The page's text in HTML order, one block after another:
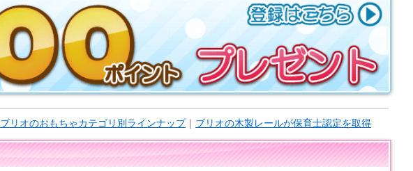
ブリオのおもちゃカテゴリ別ラインナップ｜ ブリオの木製レールが保育士認定を取得